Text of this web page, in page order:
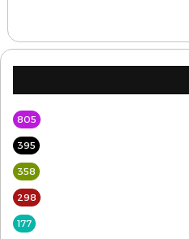
805
395
358
298
177